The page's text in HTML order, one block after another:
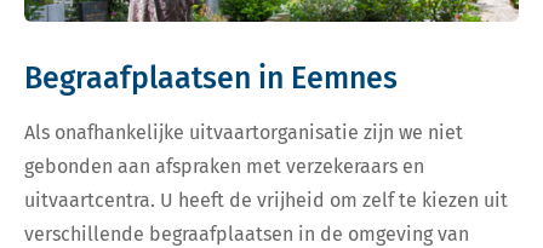
Begraafplaatsen in Eemnes
Als onafhankelijke uitvaartorganisatie zijn we niet
gebonden aan afspraken met verzekeraars en
uitvaartcentra. U heeft de vrijheid om zelf te kiezen uit
verschillende begraafplaatsen in de omgeving van